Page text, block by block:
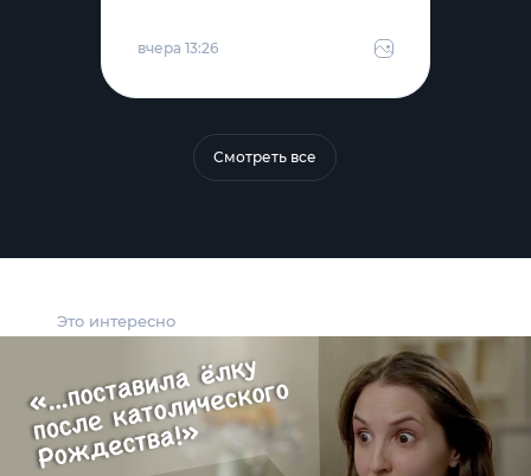
Это интересно
вчера 13:26
Смотреть все